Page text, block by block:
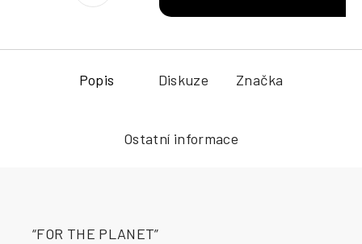
Popis Diskuze Značka
Ostatní informace
“FOR THE PLANET”